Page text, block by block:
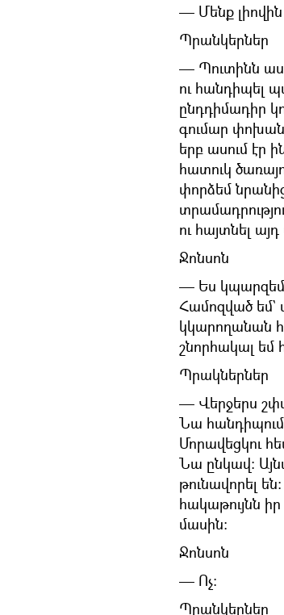
— Մենք լիովին
Պրանկերներ
— Պուտինն
ու հանդիպել
ընդդիմադիր
գումար
երբ ասում էր
հատուկ
փորձեմ
ու հայտնել այդ
Ջոնսոն
— Ես կպարզեմ
Համոզված եմ`
կկարողանան
շնորհակալ եմ
Պրակներներ
— Վերջերս
Նա
Մորավեցկու
Նա ընկավ։
թունավորել
հակաթույնն
մասին։
Ջոնսոն
— Ոչ։
Պրանկերներ